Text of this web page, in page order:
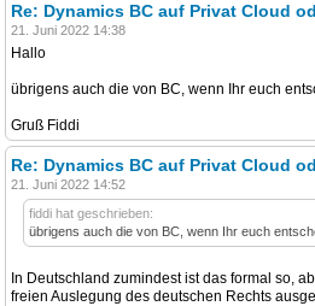
Re: Dynamics BC auf Privat Cloud
21. Juni 2022 14:38
Hallo
übrigens auch die von BC, wenn Ihr euch
Gruß Fiddi
Re: Dynamics BC auf Privat Cloud
21. Juni 2022 14:52
fiddi hat geschrieben:
übrigens auch die von BC, wenn Ihr euch
In Deutschland zumindest ist das formal so,
freien Auslegung des deutschen Rechts